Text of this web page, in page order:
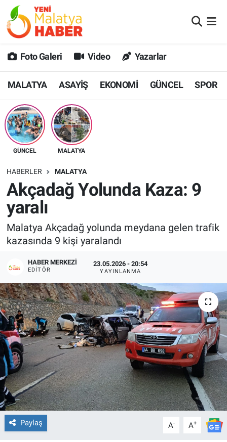
Foto Galeri Video Yazarlar
MALATYA ASAYİŞ EKONOMİ GÜNCEL SPOR
GÜNCEL MALATYA
HABERLER MALATYA
Akçadağ Yolunda Kaza: 9
yaralı
Malatya Akçadağ yolunda meydana gelen trafik
kazasında 9 kişi yaralandı
HABER MERKEZI
EDITÖR
23.05.2026 - 20:54
YAYINLANMA
Paylaş A- A+
MALATYA
GÜNCEL
SPOR
SAĞLIK
DİĞER
EKONOMİ
Malatya Nöbetçi Eczaneler
MALATYA Namaz Vakitleri
Malatya Trafik Yoğunluk Haritası
Süper Lig Puan Durumu ve Fikstür
Tüm Manşetler
Son Dakika Haberleri